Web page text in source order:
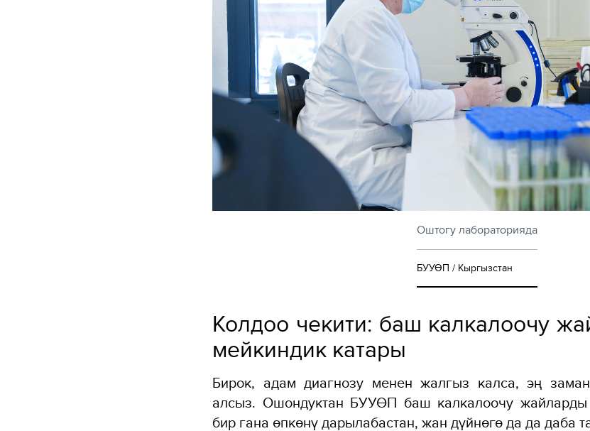
Оштогу лабораторияда
БУУӨП / Кыргызстан
Колдоо чекити: баш калкалоочу
мейкиндик катары
Бирок, адам диагнозу менен жалгыз калса, эң
алсыз. Ошондуктан БУУӨП баш калкалоочу жайларды
бир гана өпкөнү дарылабастан, жан дүйнөгө да да даба